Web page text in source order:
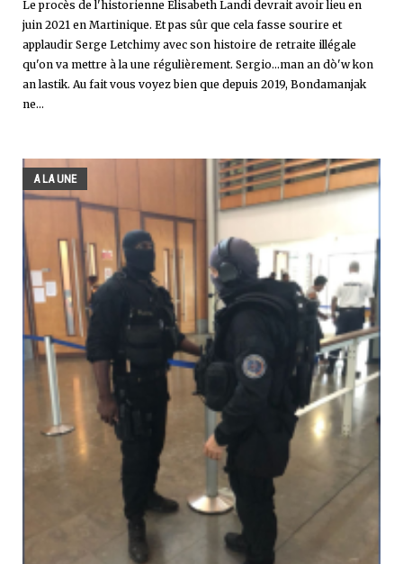
Le procès de l'historienne Élisabeth Landi devrait avoir lieu en
juin 2021 en Martinique. Et pas sûr que cela fasse sourire et
applaudir Serge Letchimy avec son histoire de retraite illégale
qu'on va mettre à la une régulièrement. Sergio...man an dò'w kon
an lastik. Au fait vous voyez bien que depuis 2019, Bondamanjak
ne...
A LA UNE